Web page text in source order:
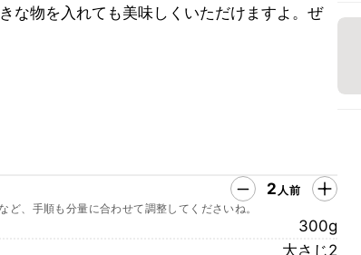
な物を入れても美味しくいただけますよ。ぜ
2 人前
、手順も分量に合わせて調整してくださいね。
300g
大さじ2